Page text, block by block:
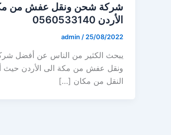
شركة شحن ونقل عفش من
الأردن 0560533140
admin / 25/08/2022
يبحث الكثير من الناس عن أفضل
ونقل عفش من مكة الى الأردن حيث
النقل من مكان […]